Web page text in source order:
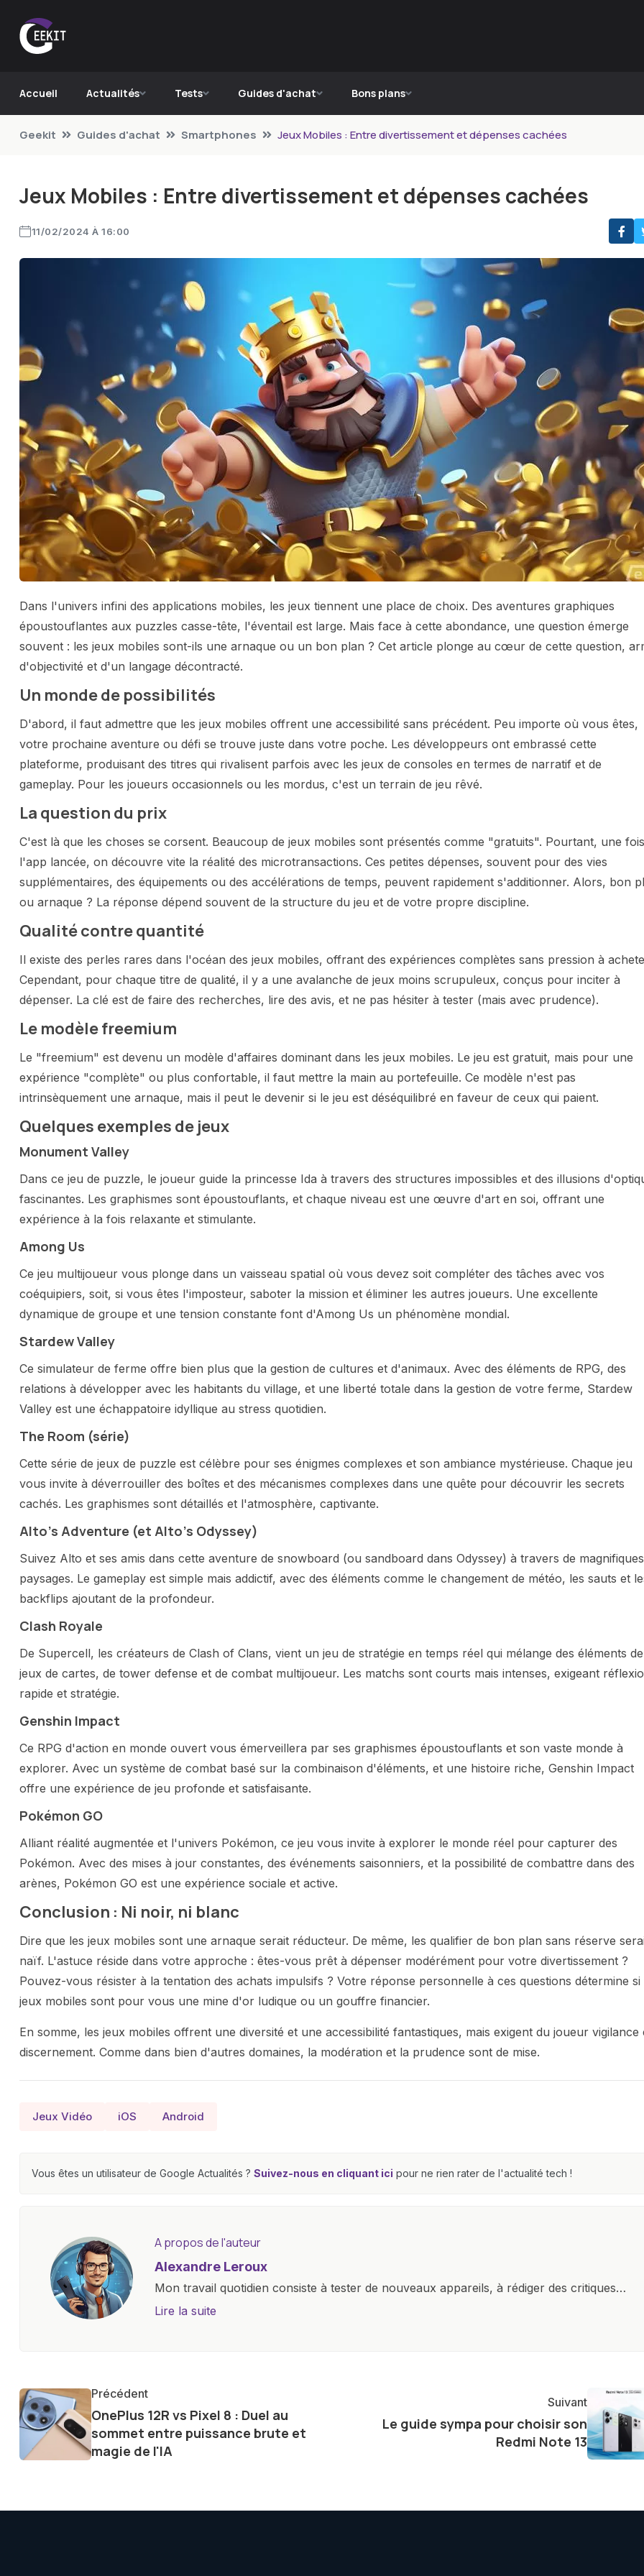
Accueil Actualités Tests Guides d'achat Bons plans
Geekit Guides d'achat Smartphones Jeux Mobiles : Entre divertissement et dépenses cachées
Jeux Mobiles : Entre divertissement et dépenses cachées
11/02/2024 À 16:00
Dans l'univers infini des applications mobiles, les jeux tiennent une place de choix. Des aventures graphiques
époustouflantes aux puzzles casse-tête, l'éventail est large. Mais face à cette abondance, une question émerge
souvent : les jeux mobiles sont-ils une arnaque ou un bon plan ? Cet article plonge au cœur de cette question,
d'objectivité et d'un langage décontracté.
Un monde de possibilités
D'abord, il faut admettre que les jeux mobiles offrent une accessibilité sans précédent. Peu importe où vous êtes,
votre prochaine aventure ou défi se trouve juste dans votre poche. Les développeurs ont embrassé cette
plateforme, produisant des titres qui rivalisent parfois avec les jeux de consoles en termes de narratif et de
gameplay. Pour les joueurs occasionnels ou les mordus, c'est un terrain de jeu rêvé.
La question du prix
C'est là que les choses se corsent. Beaucoup de jeux mobiles sont présentés comme "gratuits". Pourtant, une fois
l'app lancée, on découvre vite la réalité des microtransactions. Ces petites dépenses, souvent pour des vies
supplémentaires, des équipements ou des accélérations de temps, peuvent rapidement s'additionner. Alors, bon
ou arnaque ? La réponse dépend souvent de la structure du jeu et de votre propre discipline.
Qualité contre quantité
Il existe des perles rares dans l'océan des jeux mobiles, offrant des expériences complètes sans pression à
Cependant, pour chaque titre de qualité, il y a une avalanche de jeux moins scrupuleux, conçus pour inciter à
dépenser. La clé est de faire des recherches, lire des avis, et ne pas hésiter à tester (mais avec prudence).
Le modèle freemium
Le "freemium" est devenu un modèle d'affaires dominant dans les jeux mobiles. Le jeu est gratuit, mais pour une
expérience "complète" ou plus confortable, il faut mettre la main au portefeuille. Ce modèle n'est pas
intrinsèquement une arnaque, mais il peut le devenir si le jeu est déséquilibré en faveur de ceux qui paient.
Quelques exemples de jeux
Monument Valley
Dans ce jeu de puzzle, le joueur guide la princesse Ida à travers des structures impossibles et des illusions
fascinantes. Les graphismes sont époustouflants, et chaque niveau est une œuvre d'art en soi, offrant une
expérience à la fois relaxante et stimulante.
Among Us
Ce jeu multijoueur vous plonge dans un vaisseau spatial où vous devez soit compléter des tâches avec vos
coéquipiers, soit, si vous êtes l'imposteur, saboter la mission et éliminer les autres joueurs. Une excellente
dynamique de groupe et une tension constante font d'Among Us un phénomène mondial.
Stardew Valley
Ce simulateur de ferme offre bien plus que la gestion de cultures et d'animaux. Avec des éléments de RPG, des
relations à développer avec les habitants du village, et une liberté totale dans la gestion de votre ferme, Stardew
Valley est une échappatoire idyllique au stress quotidien.
The Room (série)
Cette série de jeux de puzzle est célèbre pour ses énigmes complexes et son ambiance mystérieuse. Chaque jeu
vous invite à déverrouiller des boîtes et des mécanismes complexes dans une quête pour découvrir les secrets
cachés. Les graphismes sont détaillés et l'atmosphère, captivante.
Alto's Adventure (et Alto's Odyssey)
Suivez Alto et ses amis dans cette aventure de snowboard (ou sandboard dans Odyssey) à travers de magnifiques
paysages. Le gameplay est simple mais addictif, avec des éléments comme le changement de météo, les sauts et
backflips ajoutant de la profondeur.
Clash Royale
De Supercell, les créateurs de Clash of Clans, vient un jeu de stratégie en temps réel qui mélange des éléments de
jeux de cartes, de tower defense et de combat multijoueur. Les matchs sont courts mais intenses, exigeant
rapide et stratégie.
Genshin Impact
Ce RPG d'action en monde ouvert vous émerveillera par ses graphismes époustouflants et son vaste monde à
explorer. Avec un système de combat basé sur la combinaison d'éléments, et une histoire riche, Genshin Impact
offre une expérience de jeu profonde et satisfaisante.
Pokémon GO
Alliant réalité augmentée et l'univers Pokémon, ce jeu vous invite à explorer le monde réel pour capturer des
Pokémon. Avec des mises à jour constantes, des événements saisonniers, et la possibilité de combattre dans des
arènes, Pokémon GO est une expérience sociale et active.
Conclusion : Ni noir, ni blanc
Dire que les jeux mobiles sont une arnaque serait réducteur. De même, les qualifier de bon plan sans réserve
naïf. L'astuce réside dans votre approche : êtes-vous prêt à dépenser modérément pour votre divertissement ?
Pouvez-vous résister à la tentation des achats impulsifs ? Votre réponse personnelle à ces questions détermine si
jeux mobiles sont pour vous une mine d'or ludique ou un gouffre financier.
En somme, les jeux mobiles offrent une diversité et une accessibilité fantastiques, mais exigent du joueur vigilance
discernement. Comme dans bien d'autres domaines, la modération et la prudence sont de mise.
Jeux Vidéo iOS Android
Vous êtes un utilisateur de Google Actualités ? Suivez-nous en cliquant ici pour ne rien rater de l'actualité tech !
A propos de l'auteur
Alexandre Leroux
Mon travail quotidien consiste à tester de nouveaux appareils, à rédiger des critiques
objectives, à couvrir des lancements de produits, et à interviewer des acteurs clés de
Lire la suite
Précédent
OnePlus 12R vs Pixel 8 : Duel au
sommet entre puissance brute et
magie de l'IA
Suivant
Le guide sympa pour choisir son
Redmi Note 13